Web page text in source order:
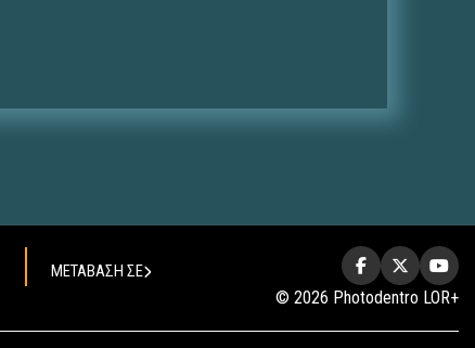
ΜΕΤΑΒΑΣΗ ΣΕ
© 2026 Photodentro LOR+